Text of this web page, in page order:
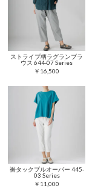
ストライプ柄ラグランブラ
ウス 644-07 Series
￥16,500
裾タックプルオーバー 445-
03 Series
￥11,000